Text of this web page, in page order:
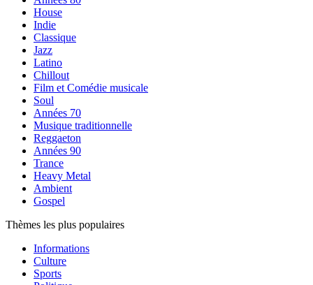
House
Indie
Classique
Jazz
Latino
Chillout
Film et Comédie musicale
Soul
Années 70
Musique traditionnelle
Reggaeton
Années 90
Trance
Heavy Metal
Ambient
Gospel
Thèmes les plus populaires
Informations
Culture
Sports